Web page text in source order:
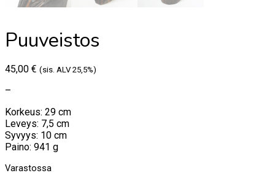
Puuveistos
45,00 € (sis. ALV 25,5%)
–
Korkeus: 29 cm
Leveys: 7,5 cm
Syvyys: 10 cm
Paino: 941 g
Varastossa